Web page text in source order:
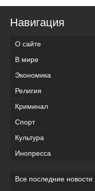
Навигация
О сайте
В мире
Экономика
Религия
Криминал
Спорт
Культура
Инопресса
Все последние новости